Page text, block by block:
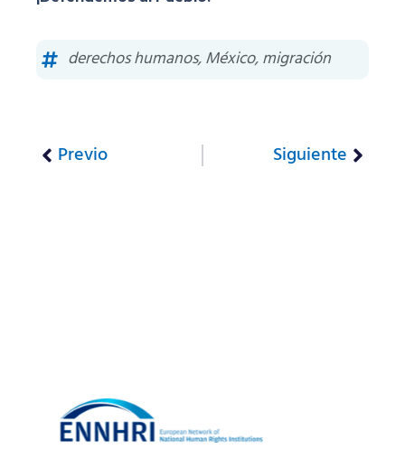
derechos humanos,México,migración
Previo Siguiente